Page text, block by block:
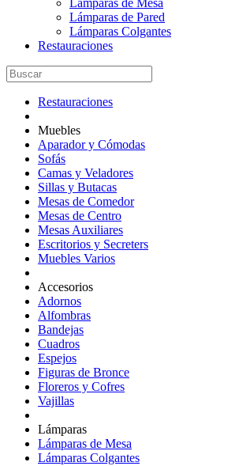
Lámparas de Mesa
Lámparas de Pared
Lámparas Colgantes
Restauraciones
Restauraciones
Muebles
Aparador y Cómodas
Sofás
Camas y Veladores
Sillas y Butacas
Mesas de Comedor
Mesas de Centro
Mesas Auxiliares
Escritorios y Secreters
Muebles Varios
Accesorios
Adornos
Alfombras
Bandejas
Cuadros
Espejos
Figuras de Bronce
Floreros y Cofres
Vajillas
Lámparas
Lámparas de Mesa
Lámparas Colgantes